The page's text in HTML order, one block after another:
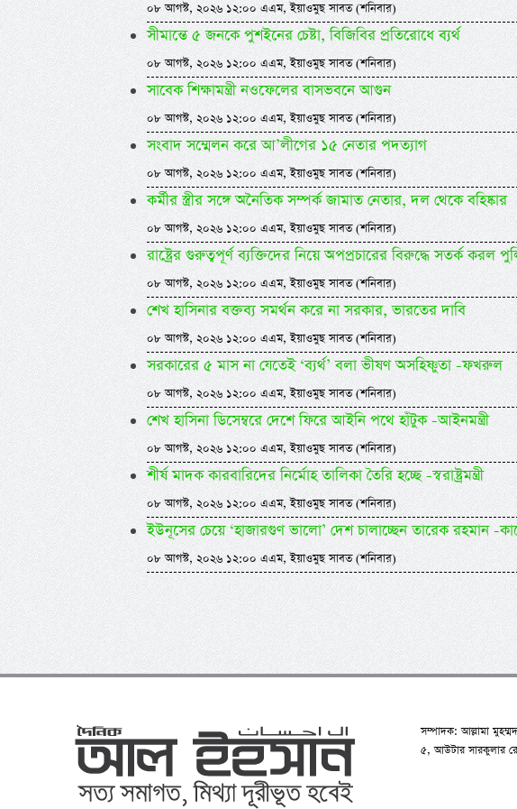
০৮ আগস্ট, ২০২৬ ১২:০০ এএম, ইয়াওমুছ সাবত (শনিবার)
সীমান্তে ৫ জনকে পুশইনের চেষ্টা, বিজিবির প্রতিরোধে ব্যর্থ
০৮ আগস্ট, ২০২৬ ১২:০০ এএম, ইয়াওমুছ সাবত (শনিবার)
সাবেক শিক্ষামন্ত্রী নওফেলের বাসভবনে আগুন
০৮ আগস্ট, ২০২৬ ১২:০০ এএম, ইয়াওমুছ সাবত (শনিবার)
সংবাদ সম্মেলন করে আ’লীগের ১৫ নেতার পদত্যাগ
০৮ আগস্ট, ২০২৬ ১২:০০ এএম, ইয়াওমুছ সাবত (শনিবার)
কর্মীর স্ত্রীর সঙ্গে অনৈতিক সম্পর্ক জামাত নেতার, দল থেকে বহিষ্কার
০৮ আগস্ট, ২০২৬ ১২:০০ এএম, ইয়াওমুছ সাবত (শনিবার)
রাষ্ট্রের গুরুত্বপূর্ণ ব্যক্তিদের নিয়ে অপপ্রচারের বিরুদ্ধে সতর্ক করল
০৮ আগস্ট, ২০২৬ ১২:০০ এএম, ইয়াওমুছ সাবত (শনিবার)
শেখ হাসিনার বক্তব্য সমর্থন করে না সরকার, ভারতের দাবি
০৮ আগস্ট, ২০২৬ ১২:০০ এএম, ইয়াওমুছ সাবত (শনিবার)
সরকারের ৫ মাস না যেতেই ‘ব্যর্থ’ বলা ভীষণ অসহিষ্ণুতা -ফখরুল
০৮ আগস্ট, ২০২৬ ১২:০০ এএম, ইয়াওমুছ সাবত (শনিবার)
শেখ হাসিনা ডিসেম্বরে দেশে ফিরে আইনি পথে হাঁটুক -আইনমন্ত্রী
০৮ আগস্ট, ২০২৬ ১২:০০ এএম, ইয়াওমুছ সাবত (শনিবার)
শীর্ষ মাদক কারবারিদের নির্মোহ তালিকা তৈরি হচ্ছে -স্বরাষ্ট্রমন্ত্রী
০৮ আগস্ট, ২০২৬ ১২:০০ এএম, ইয়াওমুছ সাবত (শনিবার)
ইউনূসের চেয়ে ‘হাজারগুণ ভালো’ দেশ চালাচ্ছেন তারেক রহমান -
০৮ আগস্ট, ২০২৬ ১২:০০ এএম, ইয়াওমুছ সাবত (শনিবার)
সম্পাদক: আল্লামা
৫, আউটার সারকুলার